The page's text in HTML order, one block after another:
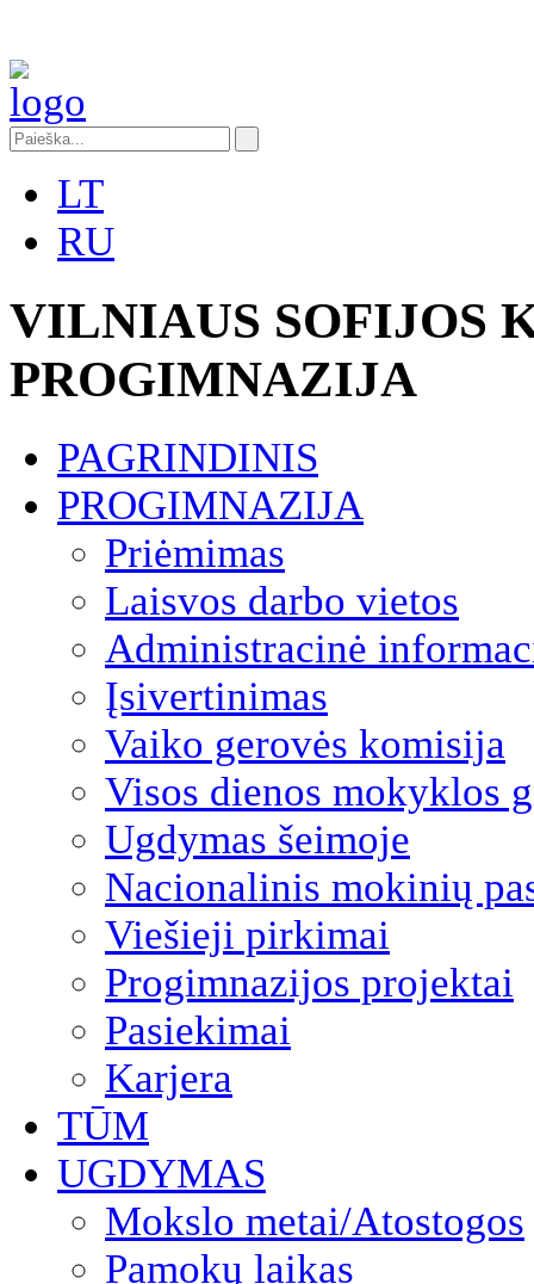
LT
RU
VILNIAUS SOFIJOS
PROGIMNAZIJA
PAGRINDINIS
PROGIMNAZIJA
Priėmimas
Laisvos darbo vietos
Administracinė
Įsivertinimas
Vaiko gerovės komisija
Visos dienos mokyklos
Ugdymas šeimoje
Nacionalinis mokinių
Viešieji pirkimai
Progimnazijos projektai
Pasiekimai
Karjera
TŪM
UGDYMAS
Mokslo metai/Atostogos
Pamokų laikas